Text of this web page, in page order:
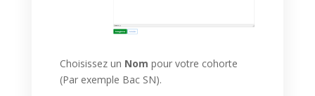
Choisissez un Nom pour votre cohorte
(Par exemple Bac SN).